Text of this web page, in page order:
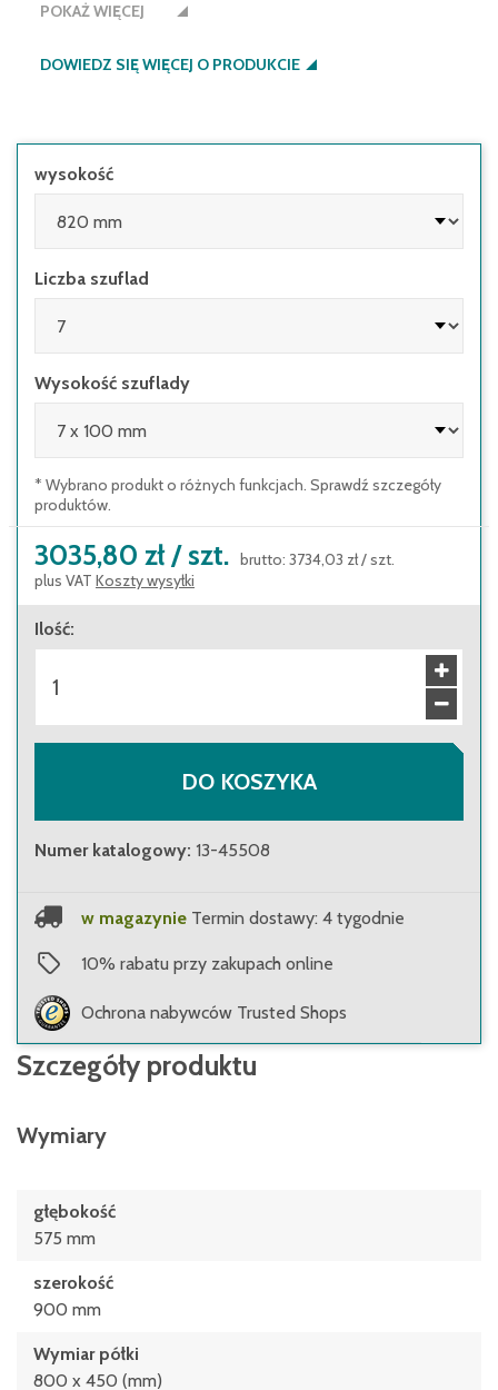
zostać dodane później, tak aby sprostać
mogą być umieszczanie w odstępach co 50
więcej.
z blokadą wysunięcia szuflad i
zabezpieczeniem przed wypadnięciem
Inne konfiguracje i przegródki do szuflad
można znaleźć na zamówienie
POKAŻ WIĘCEJ
DOWIEDZ SIĘ WIĘCEJ O PRODUKCIE
wysokość
Liczba szuflad
Wysokość szuflady
* Wybrano produkt o różnych funkcjach. Sprawdź szczegóły
produktów.
3035,80 zł / szt. brutto: 3734,03 zł/szt.
plus VAT Koszty wysyłki
Ilość:
DO KOSZYKA
Numer katalogowy: 13-45508
w magazynie Termin dostawy: 4 tygodnie
10% rabatu przy zakupach online
Ochrona nabywców Trusted Shops
Szczegóły produktu
Wymiary
głębokość
575 mm
szerokość
900 mm
Wymiar półki
800 x 450 (mm)